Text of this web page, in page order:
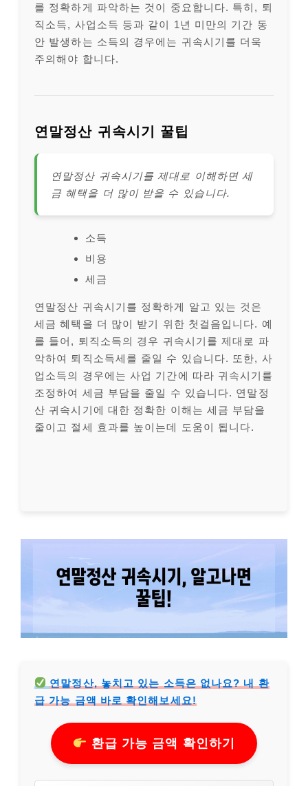
를 정확하게 파악하는 것이 중요합니다. 특히, 퇴
직소득, 사업소득 등과 같이 1년 미만의 기간 동
안 발생하는 소득의 경우에는 귀속시기를 더욱
주의해야 합니다.
연말정산 귀속시기 꿀팁
연말정산 귀속시기를 제대로 이해하면 세
금 혜택을 더 많이 받을 수 있습니다.
소득
비용
세금
연말정산 귀속시기를 정확하게 알고 있는 것은
세금 혜택을 더 많이 받기 위한 첫걸음입니다. 예
를 들어, 퇴직소득의 경우 귀속시기를 제대로 파
악하여 퇴직소득세를 줄일 수 있습니다. 또한, 사
업소득의 경우에는 사업 기간에 따라 귀속시기를
조정하여 세금 부담을 줄일 수 있습니다. 연말정
산 귀속시기에 대한 정확한 이해는 세금 부담을
줄이고 절세 효과를 높이는데 도움이 됩니다.
연말정산, 놓치고 있는 소득은 없나요? 내 환
급 가능 금액 바로 확인해보세요!
환급 가능 금액 확인하기